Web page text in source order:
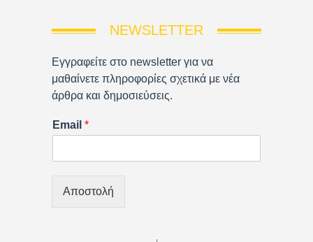
NEWSLETTER
Εγγραφείτε στο newsletter για να
μαθαίνετε πληροφορίες σχετικά με νέα
άρθρα και δημοσιεύσεις.
Email *
Αποστολή